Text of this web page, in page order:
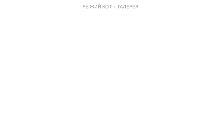
РЫЖИЙ КОТ • ГАЛЕРЕЯ